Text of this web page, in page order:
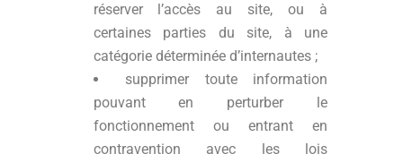
réserver l’accès au site, ou à
certaines parties du site, à une
catégorie déterminée d’internautes ;
supprimer toute information
pouvant en perturber le
fonctionnement ou entrant en
contravention avec les lois